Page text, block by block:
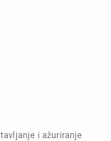
i ažuriranje